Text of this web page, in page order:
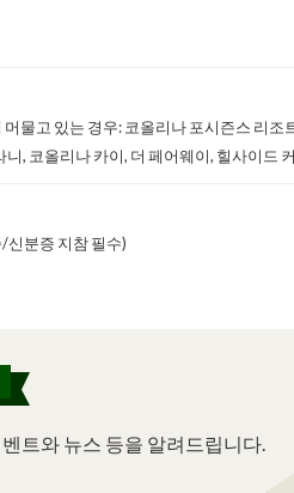
머물고 있는 경우: 코올리나 포시즌스 리
, 코올리나 카이, 더 페어웨이, 힐사이드
신분증 지참 필수)
트와 뉴스 등을 알려드립니다.